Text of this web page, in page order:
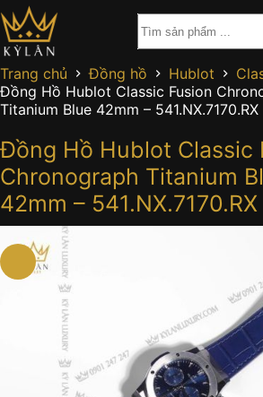
Chuyển
đến
phần
nội
dung
Trang chủ Đồng hồ Hublot
Đồng Hồ Hublot Classic Fusion
Titanium Blue 42mm – 541.NX.7170.RX
Đồng Hồ Hublot Classic
Chronograph Titanium
42mm – 541.NX.7170.RX